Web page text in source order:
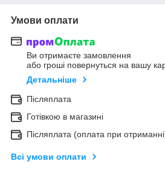
Умови оплати
Ви отримаєте замовлення
або гроші повернуться на вашу
Детальніше
Післяплата
Готівкою в магазині
Післяплата (оплата при
Всі умови оплати